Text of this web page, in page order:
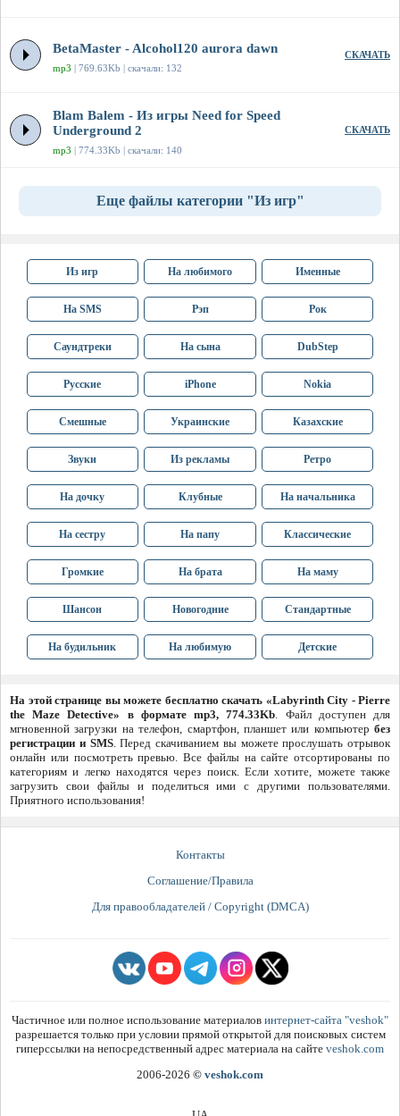
BetaMaster - Alcohol120 aurora dawn
mp3 | 769.63Kb | скачали: 132
СКАЧАТЬ
Blam Balem - Из игры Need for Speed
Underground 2
mp3 | 774.33Kb | скачали: 140
СКАЧАТЬ
Еще файлы категории "Из игр"
Из игр На любимого Именные
На SMS Рэп Рок
Саундтреки На сына DubStep
Русские iPhone Nokia
Смешные Украинские Казахские
Звуки Из рекламы Ретро
На дочку Клубные На начальника
На сестру На папу Классические
Громкие На брата На маму
Шансон Новогодние Стандартные
На будильник На любимую Детские
На этой странице вы можете бесплатно скачать «Labyrinth City - Pierre
the Maze Detective» в формате mp3, 774.33Kb. Файл доступен для
мгновенной загрузки на телефон, смартфон, планшет или компьютер без
регистрации и SMS. Перед скачиванием вы можете прослушать отрывок
онлайн или посмотреть превью. Все файлы на сайте отсортированы по
категориям и легко находятся через поиск. Если хотите, можете также
загрузить свои файлы и поделиться ими с другими пользователями.
Приятного использования!
Контакты
Соглашение/Правила
Для правообладателей / Copyright (DMCA)
Частичное или полное использование материалов интернет-сайта "veshok"
разрешается только при условии прямой открытой для поисковых систем
гиперссылки на непосредственный адрес материала на сайте veshok.com
2006-2026 © veshok.com